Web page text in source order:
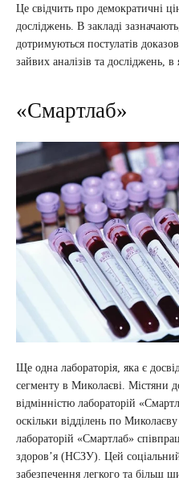
Це свідчить про демократичні
досліджень. В закладі
дотримуються постулатів
зайвих аналізів та досліджень,
«Смартлаб»
Ще одна лабораторія, яка є
сегменту в Миколаєві. Містяни
відмінністю лабораторій
оскільки відділень по
лабораторій «Смартлаб»
здоров’я (НСЗУ). Цей
забезпечення легкого та більш